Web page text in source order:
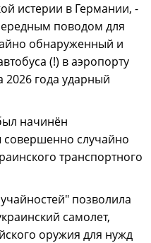
истерии в Германии, -
поводом для
обнаруженный и
(!) в аэропорту
2026 года ударный
начинён
совершенно случайно
транспортного
позволила
самолет,
оружия для нужд